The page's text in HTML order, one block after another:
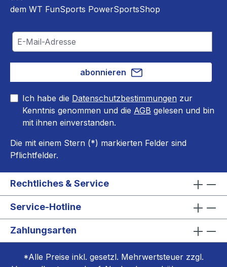
dem WT FunSports PowerSportsShop
abonnieren
Ich habe die Datenschutzbestimmungen zur
Kenntnis genommen und die AGB gelesen und bin
mit ihnen einverstanden.
Die mit einem Stern (*) markierten Felder sind
Pflichtfelder.
Rechtliches & Service
Service-Hotline
Zahlungsarten
*Alle Preise inkl. gesetzl. Mehrwertsteuer zzgl.